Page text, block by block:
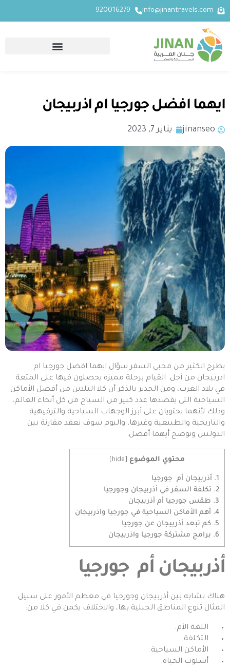
info@jinantravels.com
920016279
ايهما افضل جورجيا ام اذربيجان
jinanseo يناير 7, 2023
يطرح الكثير من محبي السفر سؤال ايهما افضل جورجيا ام
اذربيجان من أجل القيام برحلة مميزة يحصلون فيها على المتعة
في بلاد الغرب، ومن الجدير بالذكر أن كلا البلدين من أفضل الأماكن
السياحية التي يقصدها عدد كبير من السياح من كل أنحاء العالم،
وذلك لأنهما يحتويان على أبرز الوجهات السياحية والترفيهية
والتاريخية والطبيعية وغيرها، واليوم سوف نعقد مقارنة بين
الدولتين ونوضح أيهما أفضل.
محتوي الموضوع hide
1. أذربيجان أم جورجيا
2. تكلفة السفر في أذربيجان وجورجيا
3.
طقس جورجيا أم أذربيجان
4. أهم الأماكن السياحية في جورجيا واذربيجان
5. كم تبعد أذربيجان عن جورجيا
6. برامج مشتركة جورجيا واذربيجان
أذربيجان أم جورجيا
هناك تشابه بين أذربيجان وجورجيا في معظم الأمور على سبيل
المثال تنوع المناطق الجبلية بها، والاختلاف يكمن في كلا من:
اللغة الأم.
التكلفة.
الأماكن السياحية.
أسلوب الحياة.